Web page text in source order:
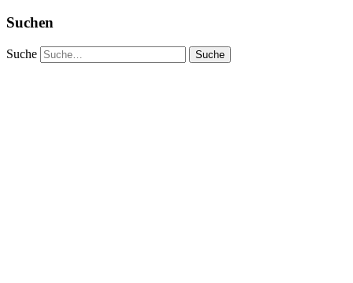
Suchen
Suche